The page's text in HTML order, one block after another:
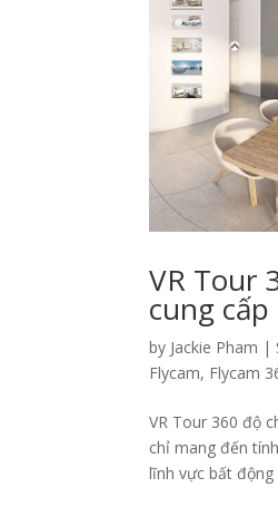
VR Tour
cung cấp
by Jackie Pham |
Flycam, Flycam
VR Tour 360 độ
chỉ mang đến
lĩnh vực bất